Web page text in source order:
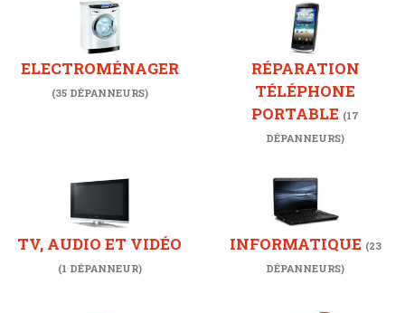
ELECTROMÉNAGER
(35 DÉPANNEURS)
RÉPARATION
TÉLÉPHONE
PORTABLE (17
DÉPANNEURS)
TV, AUDIO ET VIDÉO
(1 DÉPANNEUR)
INFORMATIQUE (23
DÉPANNEURS)